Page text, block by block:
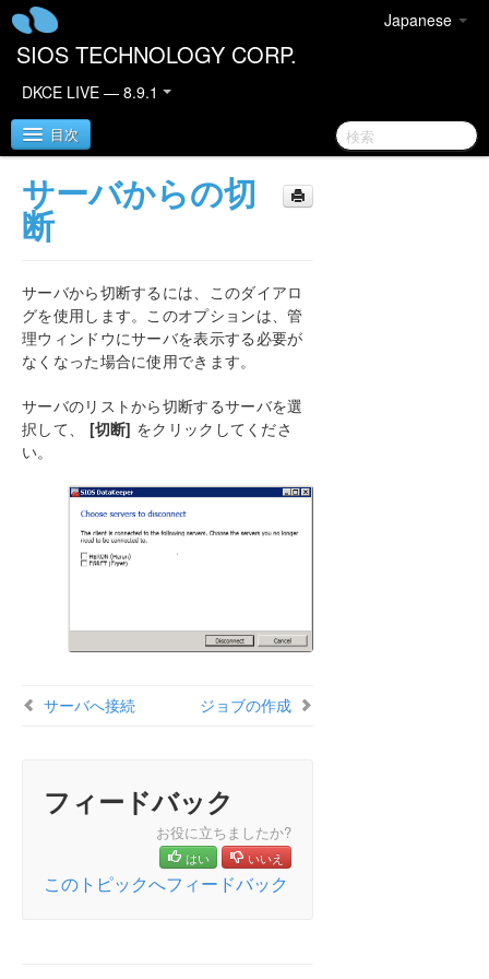
Japanese
SIOS TECHNOLOGY CORP.
DKCE LIVE — 8.9.1
目次
SIOS DataKeeper Cluster Edition
DataKeeper Cluster Edition クイックスタートガイ
ド
DataKeeper Cluster Edition インストレーションガ
DataKeeper Cluster Edition テクニカルドキュメン
テーション
ユーザインターフェース
コンポーネント
構成
DataKeeper の管理
SIOS DataKeeperでDKPwrShellを使用する
1 対 1
1 対多 (マルチターゲット)
多対 1
共有ディスクを単体のディスクにレプリケーシ
サーバからの切
断
サーバから切断するには、このダイアロ
グを使用します。このオプションは、管
理ウィンドウにサーバを表示する必要が
なくなった場合に使用できます。
サーバのリストから切断するサーバを選
択して、 [切断] をクリックしてくださ
い。
サーバへ接続 ジョブの作成
フィードバック
お役に立ちましたか?
はい いいえ
このトピックへフィードバック